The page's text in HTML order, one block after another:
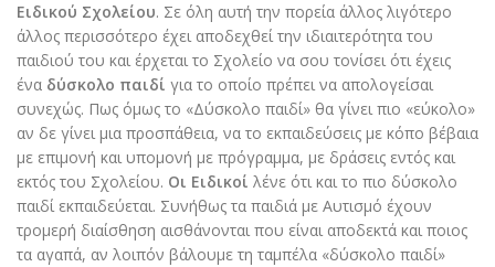
Ειδικού Σχολείου. Σε όλη αυτή την πορεία άλλος λιγότερο
άλλος περισσότερο έχει αποδεχθεί την ιδιαιτερότητα του
παιδιού του και έρχεται το Σχολείο να σου τονίσει ότι έχεις
ένα δύσκολο παιδί για το οποίο πρέπει να απολογείσαι
συνεχώς. Πως όμως το «Δύσκολο παιδί» θα γίνει πιο «εύκολο»
αν δε γίνει μια προσπάθεια, να το εκπαιδεύσεις µε κόπο βέβαια
µε επιμονή και υπομονή µε πρόγραμμα, με δράσεις εντός και
εκτός του Σχολείου. Οι Ειδικοί λένε ότι και το πιο δύσκολο
παιδί εκπαιδεύεται. Συνήθως τα παιδιά µε Αυτισμό έχουν
τρομερή διαίσθηση αισθάνονται που είναι αποδεκτά και ποιος
τα αγαπά, αν λοιπόν βάλουμε τη ταμπέλα «δύσκολο παιδί»